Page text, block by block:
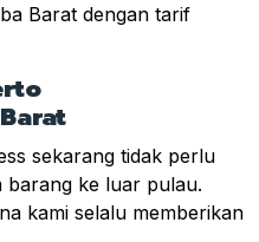
Barat dengan tarif
sekarang tidak perlu
barang ke luar pulau.
kami selalu memberikan